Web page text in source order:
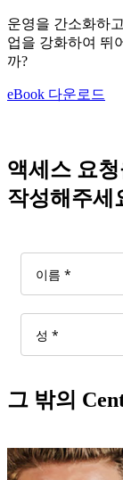
운영을 간소화하
업을 강화하여 뛰
까?
eBook 다운로드
액세스 요
작성해주세
그 밖의